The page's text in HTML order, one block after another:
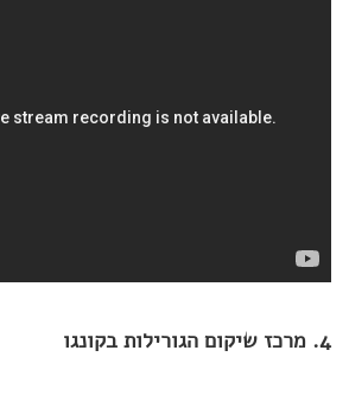
4. מרכז שיקום הגורילות בקונגו